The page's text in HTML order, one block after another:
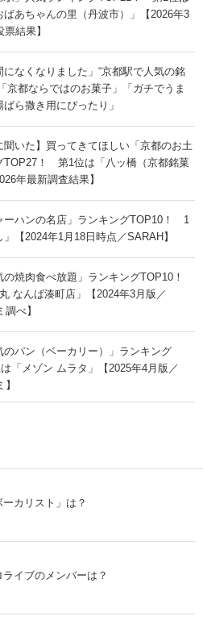
ばあちゃんの里（丹波市）」【2026年3
結果】
になくなりました」“京都駅で人気の銘
都ならではのお菓子」「ガチでうま
ら撒き用にぴったり」
聞いた】買ってきてほしい「京都のお土
TOP27！ 第1位は「八ッ橋（京都銘菓
年最新調査結果】
ーハンの名店」ランキングTOP10！ 1
【2024年1月18日時点／SARAH】
の焼肉食べ放題」ランキングTOP10！
なんば湊町店」【2024年3月版／
べ】
のパン（ベーカリー）」ランキング
「メゾン ムラタ」【2025年4月版／
カリスト」は？
イブのメンバーは？